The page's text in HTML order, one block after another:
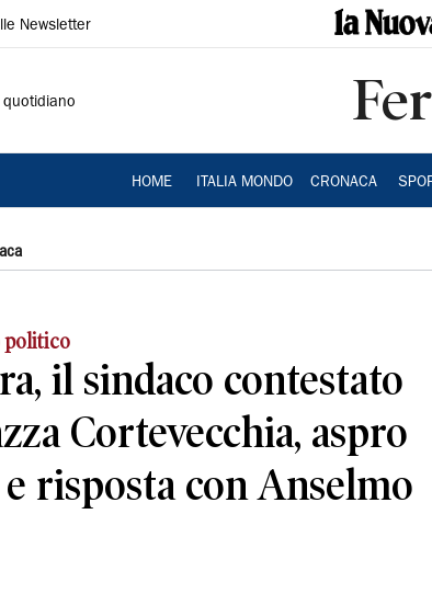
Newsletter
quotidiano
HOME ITALIA MONDO CRONACA
politico
il sindaco contestato
Cortevecchia, aspro
risposta con Anselmo